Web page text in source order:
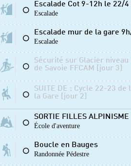
⚪
Escalade Cot 9-12h le 22/4
Escalade
⚪
Escalade mur de la gare
Escalade
⚪
Sécurité sur Glacier
de Savoie FFCAM [jour 3]
⚪
SUITE DE : Cycle 22-23 de
la Gare [jour 2]
⚪
SORTIE FILLES
École d'aventure
⚪
Boucle en Bauges
Randonnée Pédestre